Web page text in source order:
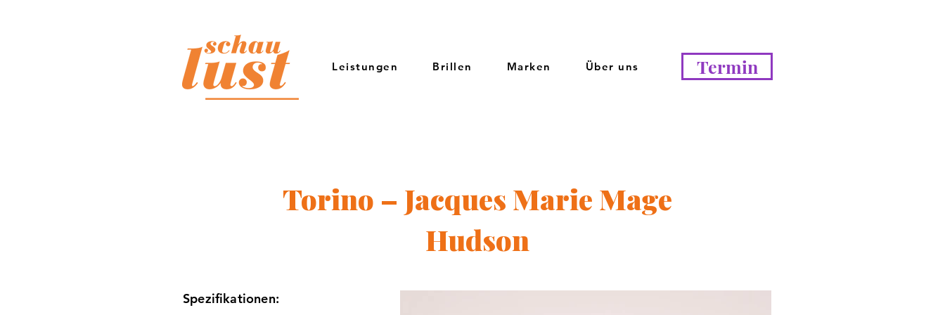
Leistungen Brillen Marken Über uns Termin
Torino – Jacques Marie Mage
Hudson
Spezifikationen: